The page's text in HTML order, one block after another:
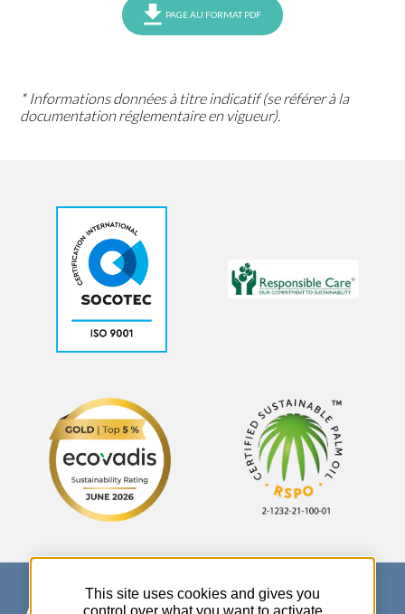
PAGE AU FORMAT PDF
* Informations données à titre indicatif (se référer à la
documentation réglementaire en vigueur).
This site uses cookies and gives you
control over what you want to activate